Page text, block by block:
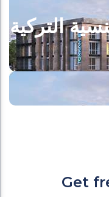
التركية
Get